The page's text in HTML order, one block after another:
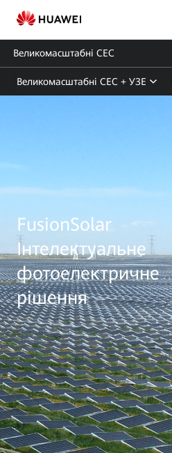
Утиліта
Smart
PV
Solution
Великомасштабні СЕС
Великомасштабні СЕС + УЗЕ
FusionSolar
Інтелектуальне
фотоелектричне
рішення